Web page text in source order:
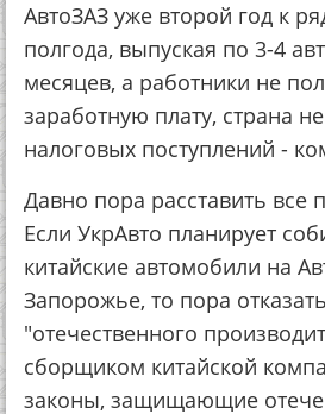
АвтоЗАЗ уже второй год к
полгода, выпуская по 3-4
месяцев, а работники не
заработную плату, страна
налоговых поступлений -
Давно пора расставить все
Если УкрАвто планирует
китайские автомобили на
Запорожье, то пора
"отечественного
сборщиком китайской
законы, защищающие